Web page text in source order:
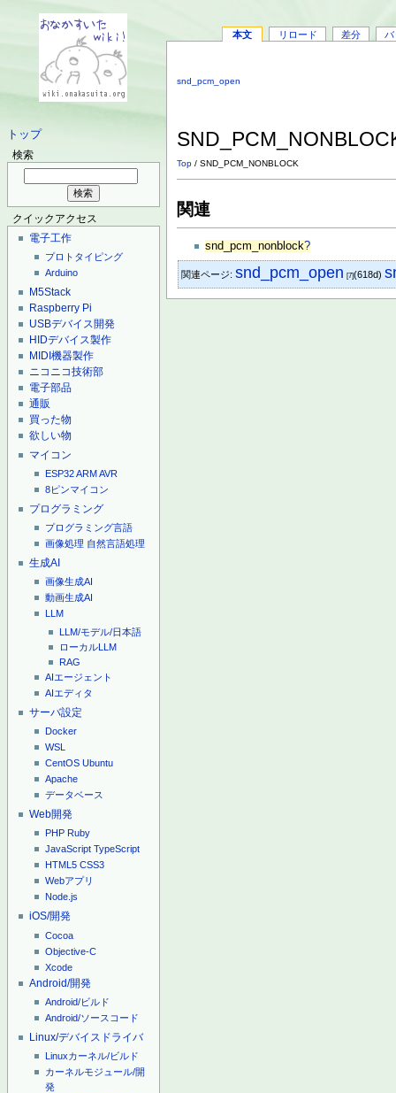
トップ
検索
クイックアクセス
電子工作
プロトタイピング
Arduino
M5Stack
Raspberry Pi
USBデバイス開発
HIDデバイス製作
MIDI機器製作
ニコニコ技術部
電子部品
通販
買った物
欲しい物
マイコン
ESP32ARMAVR
8ピンマイコン
プログラミング
プログラミング言語
画像処理 自然言語処理
生成AI
画像生成AI
動画生成AI
LLM
LLM/モデル/日本語
ローカルLLM
RAG
AIエージェント
AIエディタ
サーバ設定
Docker
WSL
CentOS Ubuntu
Apache
データベース
Web開発
PHP Ruby
JavaScript TypeScript
HTML5 CSS3
Webアプリ
Node.js
iOS/開発
Cocoa
Objective-C
Xcode
Android/開発
Android/ビルド
Android/ソースコード
Linux/デバイスドライバ
Linuxカーネル/ビルド
カーネルモジュール/開
発
本文 リロード 差分 バ
snd_pcm_open
Top / SND_PCM_NONBLOCK
関連
snd_pcm_nonblock?
関連ページ:snd_pcm_open [7](618d)